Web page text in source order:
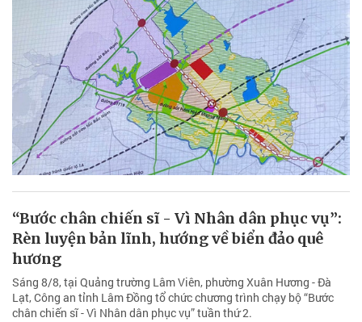
“Bước chân chiến sĩ - Vì Nhân dân phục vụ”:
Rèn luyện bản lĩnh, hướng về biển đảo quê
hương
Sáng 8/8, tại Quảng trường Lâm Viên, phường Xuân Hương - Đà
Lạt, Công an tỉnh Lâm Đồng tổ chức chương trình chạy bộ “Bước
chân chiến sĩ - Vì Nhân dân phục vụ” tuần thứ 2.